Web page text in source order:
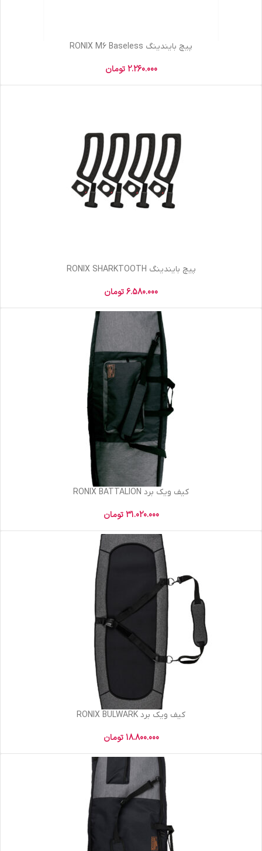
پیچ بایندینگ RONIX M6 Baseless
2.260.000 تومان
پیچ بایندینگ RONIX SHARKTOOTH
6.580.000تومان
کیف ویک برد RONIX BATTALION
31.020.000 تومان
کیف ویک برد RONIX BULWARK
18.800.000 تومان